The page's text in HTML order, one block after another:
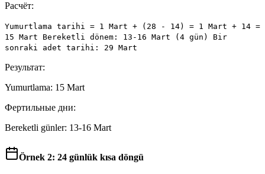
Расчёт:
Yumurtlama tarihi = 1 Mart + (28 - 14) = 1 Mart + 14 =
15 Mart Bereketli dönem: 13-16 Mart (4 gün) Bir
sonraki adet tarihi: 29 Mart
Результат:
Yumurtlama: 15 Mart
Фертильные дни:
Bereketli günler: 13-16 Mart
Örnek 2: 24 günlük kısa döngü